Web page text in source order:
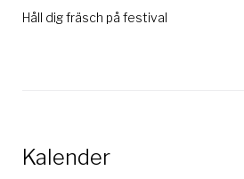
Håll dig fräsch på festival
Kalender